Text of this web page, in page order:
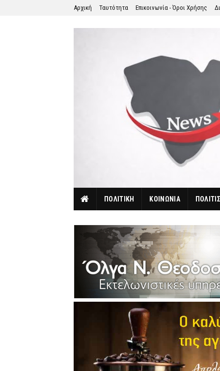
Αρχική Ταυτότητα Επικοινωνία - Όροι Χρήσης
ΠΟΛΙΤΙΚΗ ΚΟΙΝΩΝΙΑ